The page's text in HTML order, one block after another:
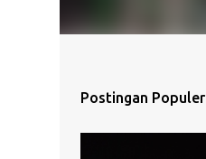
Postingan Populer